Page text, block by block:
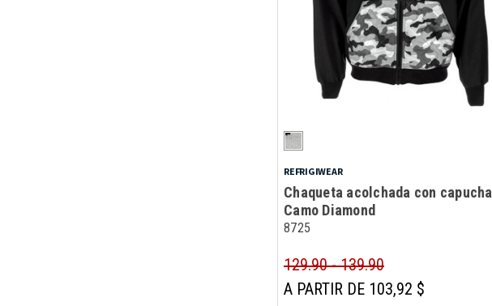
REFRIGIWEAR
Chaqueta acolchada con capucha
Camo Diamond
8725
129.90 - 139.90
A PARTIR DE 103,92 $